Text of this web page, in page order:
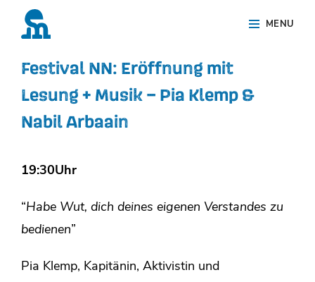
MENU
Overlay
Festival NN: Eröffnung mit
Lesung + Musik – Pia Klemp &
Nabil Arbaain
19:30Uhr
“Habe Wut, dich deines eigenen Verstandes zu
bedienen”
Pia Klemp, Kapitänin, Aktivistin und